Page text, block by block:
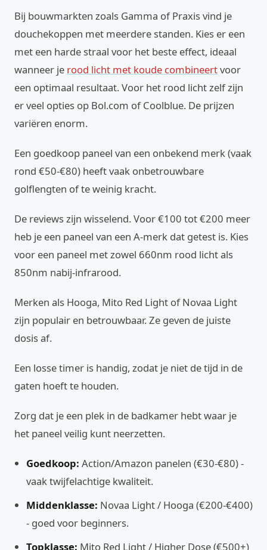
Bij bouwmarkten zoals Gamma of Praxis vind je
douchekoppen met meerdere standen. Kies er een
met een harde straal voor het beste effect, ideaal
wanneer je rood licht met koude combineertvoor
een optimaal resultaat. Voor het rood licht zelf zijn
er veel opties op Bol.com of Coolblue. De prijzen
variëren enorm.
Een goedkoop paneel van een onbekend merk (vaak
rond €50-€80) heeft vaak onbetrouwbare
golflengten of te weinig kracht.
De reviews zijn wisselend. Voor €100 tot €200 meer
heb je een paneel van een A-merk dat getest is. Kies
voor een paneel met zowel 660nm rood licht als
850nm nabij-infrarood.
Merken als Hooga, Mito Red Light of Novaa Light
zijn populair en betrouwbaar. Ze geven de juiste
dosis af.
Een losse timer is handig, zodat je niet de tijd in de
gaten hoeft te houden.
Zorg dat je een plek in de badkamer hebt waar je
het paneel veilig kunt neerzetten.
Goedkoop: Action/Amazon panelen (€30-€80) -
vaak twijfelachtige kwaliteit.
Middenklasse: Novaa Light / Hooga (€200-€400)
- goed voor beginners.
Topklasse: Mito Red Light / Higher Dose (€500+)